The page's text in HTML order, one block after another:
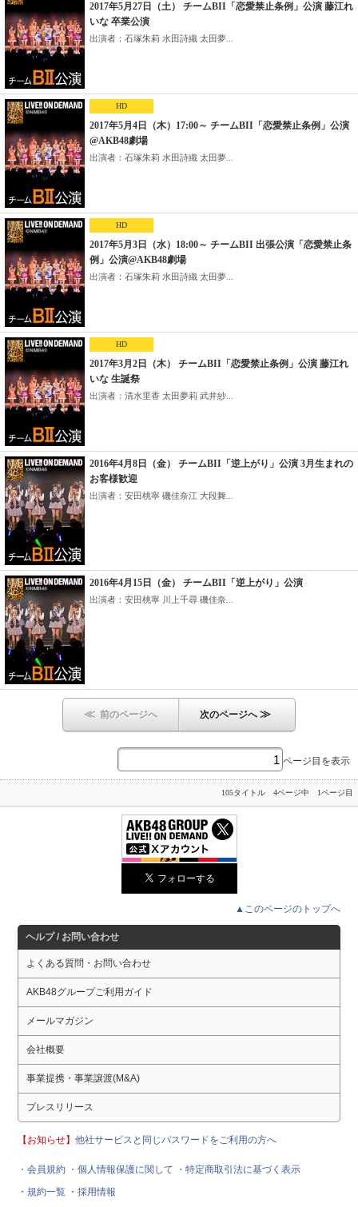
2017年5月27日（土） チームBII「恋愛禁止条例」公演 藤江れ
いな 卒業公演
出演者：石塚朱莉 水田詩織 太田夢...
HD
2017年5月4日（木）17:00～ チームBII「恋愛禁止条例」公演
@AKB48劇場
出演者：石塚朱莉 水田詩織 太田夢...
HD
2017年5月3日（水）18:00～ チームBII 出張公演「恋愛禁止条
例」公演@AKB48劇場
出演者：石塚朱莉 水田詩織 太田夢...
HD
2017年3月2日（木） チームBII「恋愛禁止条例」公演 藤江れ
いな 生誕祭
出演者：清水里香 太田夢莉 武井紗...
2016年4月8日（金） チームBII「逆上がり」公演 3月生まれの
お客様歓迎
出演者：安田桃寧 磯佳奈江 大段舞...
2016年4月15日（金） チームBII「逆上がり」公演
出演者：安田桃寧 川上千尋 磯佳奈...
≪ 前のページへ 次のページへ≫
ページ目を表示
105タイトル 4ページ中 1ページ目
▲このページのトップへ
ヘルプ / お問い合わせ
よくある質問・お問い合わせ
AKB48グループご利用ガイド
メールマガジン
会社概要
事業提携・事業譲渡(M&A)
プレスリリース
【お知らせ】他社サービスと同じパスワードをご利用の方へ
・会員規約 ・個人情報保護に関して
・特定商取引法に基づく表示
・規約一覧 ・採用情報